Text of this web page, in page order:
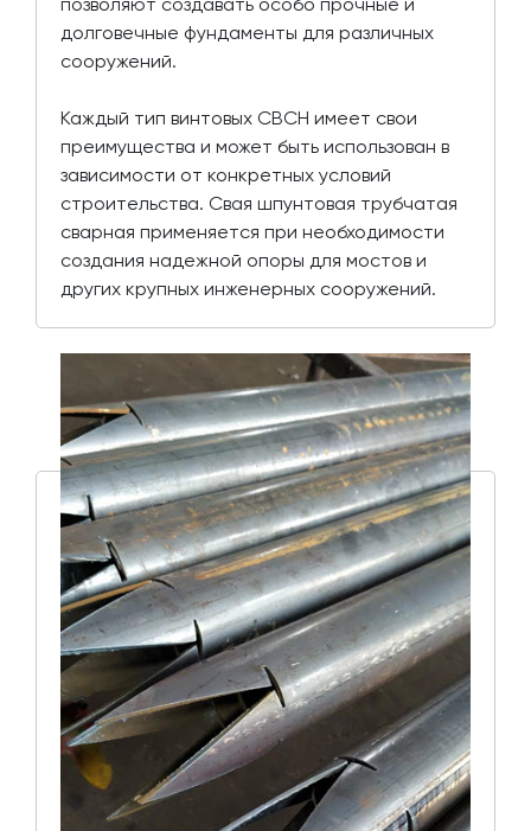
долговечные фундаменты для различных
сооружений.
Каждый тип винтовых СВСН имеет свои
преимущества и может быть использован в
зависимости от конкретных условий
строительства. Свая шпунтовая трубчатая
сварная применяется при необходимости
создания надежной опоры для мостов и
других крупных инженерных сооружений.